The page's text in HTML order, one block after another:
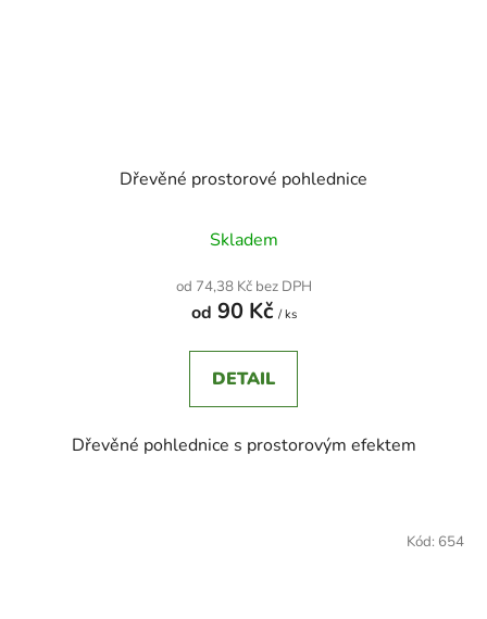
Dřevěné prostorové pohlednice
Skladem
od 74,38 Kč bez DPH
od 90 Kč / ks
DETAIL
Dřevěné pohlednice s prostorovým efektem
Kód: 654